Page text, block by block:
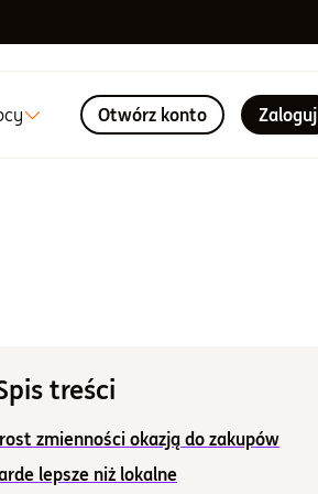
Otwórz konto Zaloguj
treści
zmienności okazją do zakupów
lepsze niż lokalne